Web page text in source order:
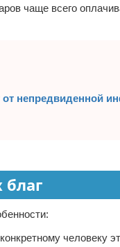
чаще всего
от непредвиденной
человеку